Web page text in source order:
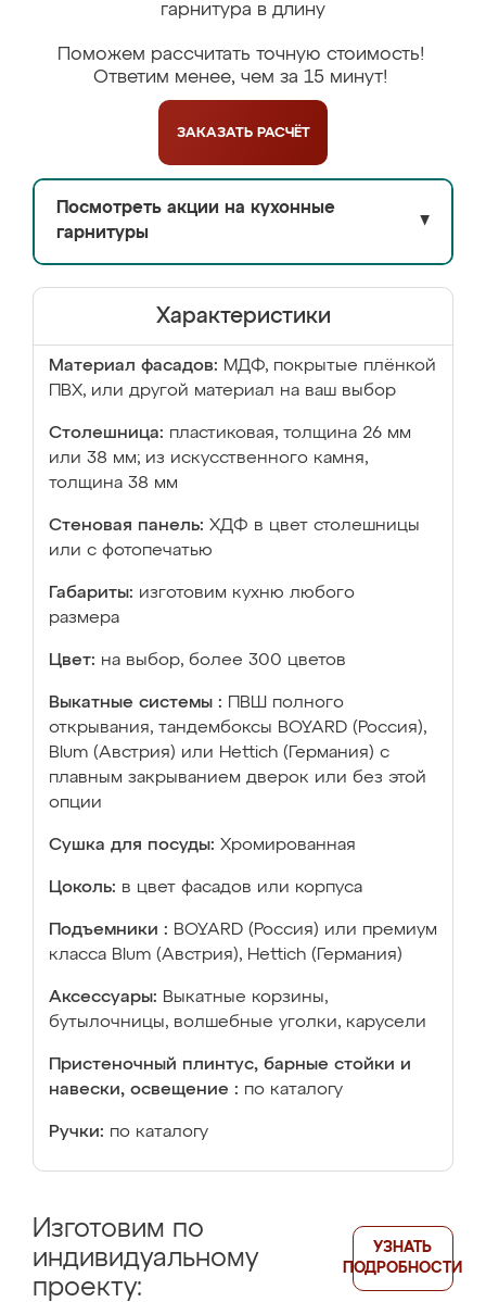
гарнитура в длину
Поможем рассчитать точную стоимость!
Ответим менее, чем за 15 минут!
ЗАКАЗАТЬ РАСЧЁТ
Посмотреть акции на кухонные
гарнитуры
▼
Характеристики
Материал фасадов: МДФ, покрытые плёнкой
ПВХ, или другой материал на ваш выбор
Столешница: пластиковая, толщина 26 мм
или 38 мм; из искусственного камня,
толщина 38 мм
Стеновая панель: ХДФ в цвет столешницы
или с фотопечатью
Габариты: изготовим кухню любого
размера
Цвет: на выбор, более 300 цветов
Выкатные системы :
ПВШ полного
открывания, тандембоксы BOYARD (Россия),
Blum (Австрия) или Hettich (Германия) с
плавным закрыванием дверок или без этой
опции
Сушка для посуды: Хромированная
Цоколь: в цвет фасадов или корпуса
Подъемники : BOYARD (Россия) или премиум
класса Blum (Австрия), Hettich (Германия)
Аксессуары: Выкатные корзины,
бутылочницы, волшебные уголки, карусели
Пристеночный плинтус, барные стойки и
навески, освещение : по каталогу
Ручки: по каталогу
Изготовим по
индивидуальному
проекту:
УЗНАТЬ
ПОДРОБНОСТИ